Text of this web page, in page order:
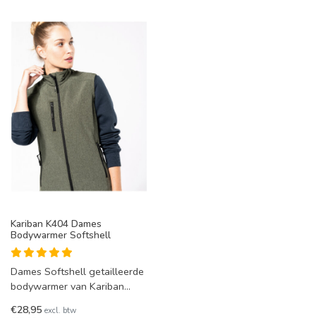
Kariban K404 Dames
Bodywarmer Softshell
Dames Softshell getailleerde
bodywarmer van Kariban
€28,95 excl. btw